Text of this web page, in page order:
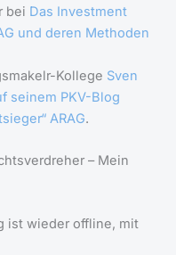
bei Das Investment
und deren Methoden
Kollege Sven
seinem PKV-Blog
ARAG.
– Mein
ist wieder offline, mit